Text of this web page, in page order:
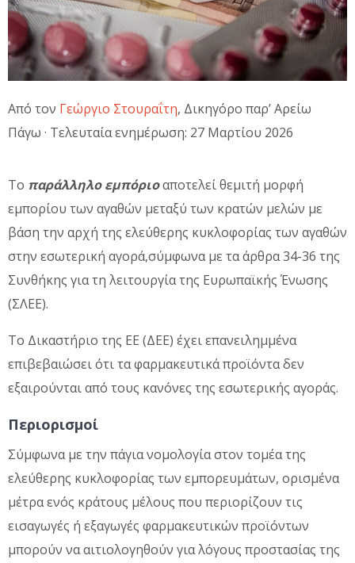
Από τον Γεώργιο Στουραΐτη, Δικηγόρο παρ’ Αρείω
Πάγω · Τελευταία ενημέρωση: 27 Μαρτίου 2026
Το παράλληλο εμπόριοαποτελεί θεμιτή μορφή
εμπορίου των αγαθών μεταξύ των κρατών μελών με
βάση την αρχή της ελεύθερης κυκλοφορίας των αγαθών
στην εσωτερική αγορά,σύμφωνα με τα άρθρα 34-36 της
Συνθήκης για τη λειτουργία της Ευρωπαϊκής Ένωσης
(ΣΛΕΕ).
Το Δικαστήριο της ΕΕ (ΔΕΕ) έχει επανειλημμένα
επιβεβαιώσει ότι τα φαρμακευτικά προϊόντα δεν
εξαιρούνται από τους κανόνες της εσωτερικής αγοράς.
Περιορισμοί
Σύμφωνα με την πάγια νομολογία στον τομέα της
ελεύθερης κυκλοφορίας των εμπορευμάτων, ορισμένα
μέτρα ενός κράτους μέλους που περιορίζουν τις
εισαγωγές ή εξαγωγές φαρμακευτικών προϊόντων
μπορούν να αιτιολογηθούν για λόγους προστασίας της